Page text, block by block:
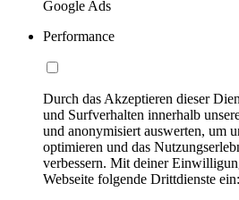
Google Ads
Performance
Durch das Akzeptieren dieser
und Surfverhalten innerhalb
und anonymisiert auswerten, um
optimieren und das
verbessern. Mit deiner
Webseite folgende Drittdienste ein: